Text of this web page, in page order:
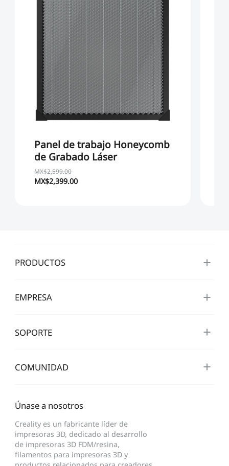
Panel de trabajo Honeycomb
de Grabado Láser
MX$2,599.00
MX$2,399.00
PRODUCTOS
EMPRESA
SOPORTE
COMUNIDAD
Únase a nosotros
Creality es un fabricante líder de
impresoras 3D, dedicado al desarrollo
de impresoras 3D FDM/resina,
filamentos para impresoras 3D y